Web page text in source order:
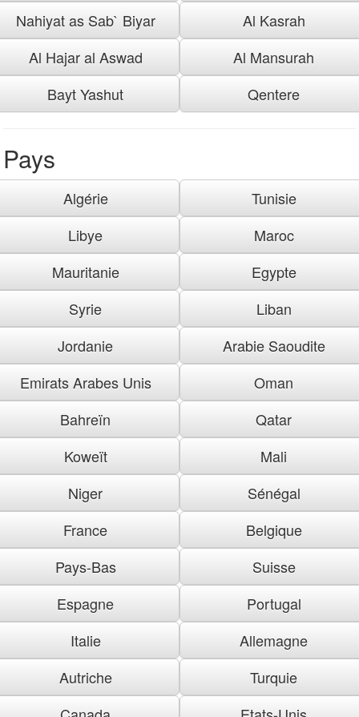
Nahiyat as Sab` Biyar
Al Kasrah
Al Hajar al Aswad
Al Mansurah
Bayt Yashut
Qentere
Pays
Algérie
Tunisie
Libye
Maroc
Mauritanie
Egypte
Syrie
Liban
Jordanie
Arabie Saoudite
Emirats Arabes Unis
Oman
Bahreïn
Qatar
Koweït
Mali
Niger
Sénégal
France
Belgique
Pays-Bas
Suisse
Espagne
Portugal
Italie
Allemagne
Autriche
Turquie